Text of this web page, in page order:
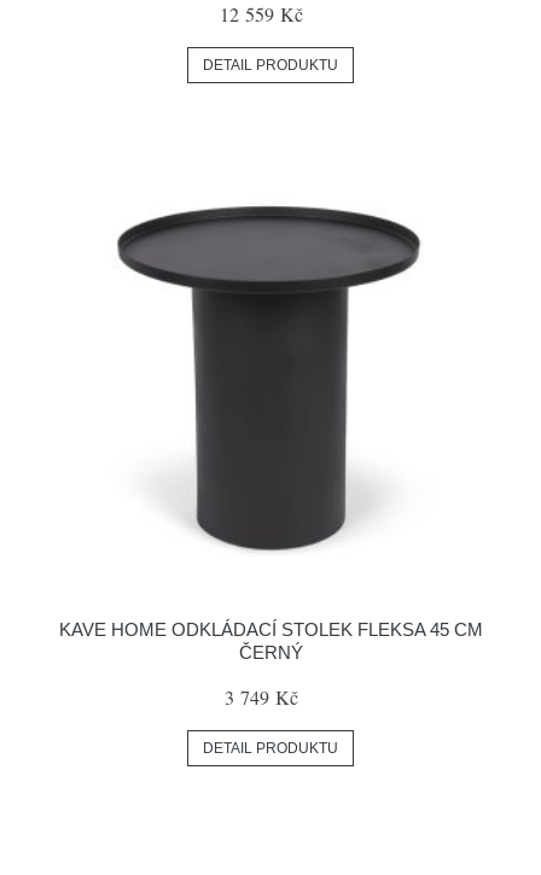
12 559 Kč
DETAIL PRODUKTU
KAVE HOME ODKLÁDACÍ STOLEK FLEKSA 45 CM
ČERNÝ
3 749 Kč
DETAIL PRODUKTU